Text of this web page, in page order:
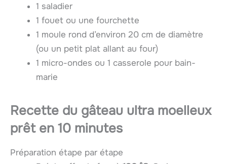
1 saladier
1 fouet ou une fourchette
1 moule rond d’environ 20 cm de diamètre
(ou un petit plat allant au four)
1 micro-ondes ou 1 casserole pour bain-
marie
Recette du gâteau ultra moelleux
prêt en 10 minutes
Préparation étape par étape